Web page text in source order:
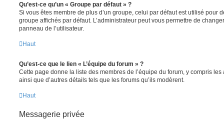
Qu’est-ce qu’un « Groupe par défaut » ?
Si vous êtes membre de plus d’un groupe, celui par défaut est utilisé pour
groupe affichés par défaut. L’administrateur peut vous permettre de
panneau de l’utilisateur.
Haut
Qu’est-ce que le lien « L’équipe du forum » ?
Cette page donne la liste des membres de l’équipe du forum, y compris
ainsi que d’autres détails tels que les forums qu’ils modèrent.
Haut
Messagerie privée